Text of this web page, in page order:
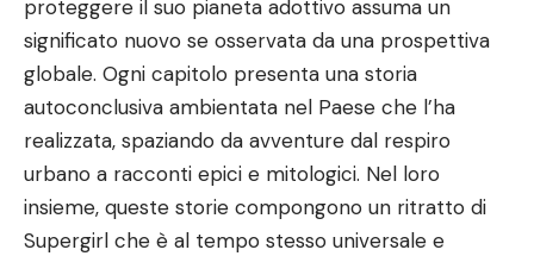
proteggere il suo pianeta adottivo assuma un
significato nuovo se osservata da una prospettiva
globale. Ogni capitolo presenta una storia
autoconclusiva ambientata nel Paese che l’ha
realizzata, spaziando da avventure dal respiro
urbano a racconti epici e mitologici. Nel loro
insieme, queste storie compongono un ritratto di
Supergirl che è al tempo stesso universale e